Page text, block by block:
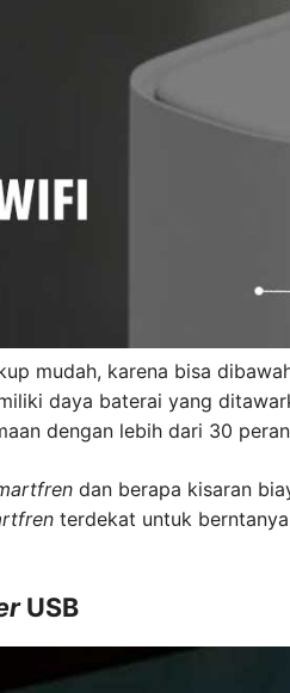
mudah, karena bisa
daya baterai yang
dengan lebih dari 30
dan berapa kisaran
terdekat untuk
USB